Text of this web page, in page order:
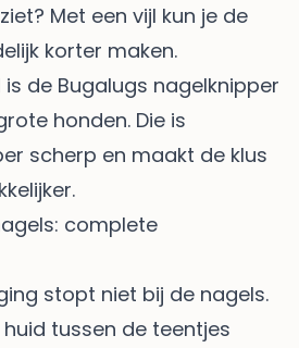
Met een vijl kun je de
korter maken.
is de Bugalugs nagelknipper
honden. Die is
scherp en maakt de klus
complete
stopt niet bij de nagels.
tussen de teentjes